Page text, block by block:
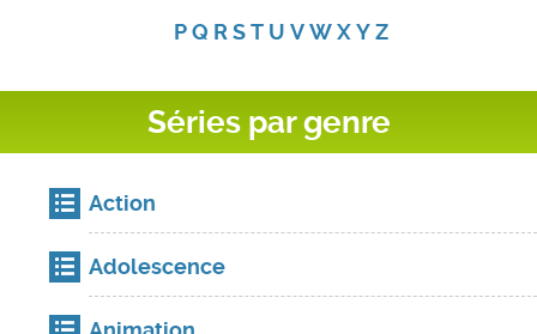
P Q R S T U V W X Y Z
Séries par genre
Action
Adolescence